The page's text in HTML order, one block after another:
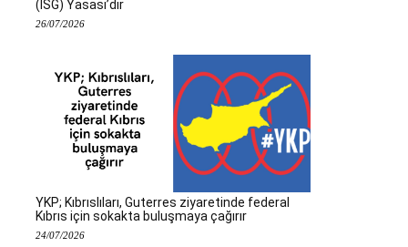
(İSG) Yasası’dır
26/07/2026
YKP; Kıbrıslıları, Guterres ziyaretinde federal
Kıbrıs için sokakta buluşmaya çağırır
24/07/2026